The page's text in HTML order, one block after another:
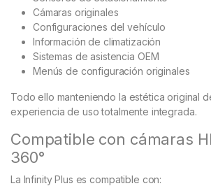
Cámaras originales
Configuraciones del vehículo
Información de climatización
Sistemas de asistencia OEM
Menús de configuración originales
Todo ello manteniendo la estética original
experiencia de uso totalmente integrada.
Compatible con cámaras
360°
La Infinity Plus es compatible con: